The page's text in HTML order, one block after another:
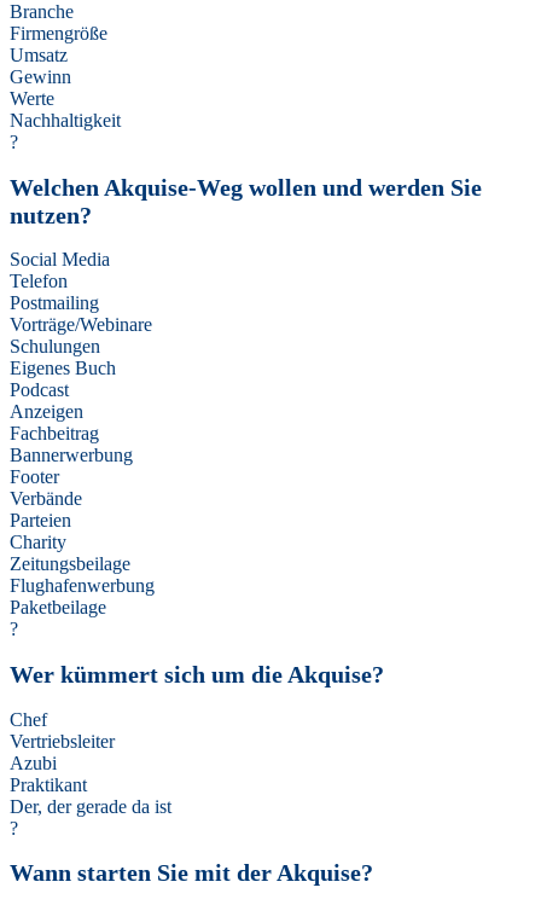
Branche
Firmengröße
Umsatz
Gewinn
Werte
Nachhaltigkeit
?
Welchen Akquise-Weg wollen und werden Sie
nutzen?
Social Media
Telefon
Postmailing
Vorträge/Webinare
Schulungen
Eigenes Buch
Podcast
Anzeigen
Fachbeitrag
Bannerwerbung
Footer
Verbände
Parteien
Charity
Zeitungsbeilage
Flughafenwerbung
Paketbeilage
?
Wer kümmert sich um die Akquise?
Chef
Vertriebsleiter
Azubi
Praktikant
Der, der gerade da ist
?
Wann starten Sie mit der Akquise?